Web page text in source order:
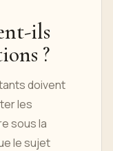
ils
?
doivent
les
sous la
le sujet